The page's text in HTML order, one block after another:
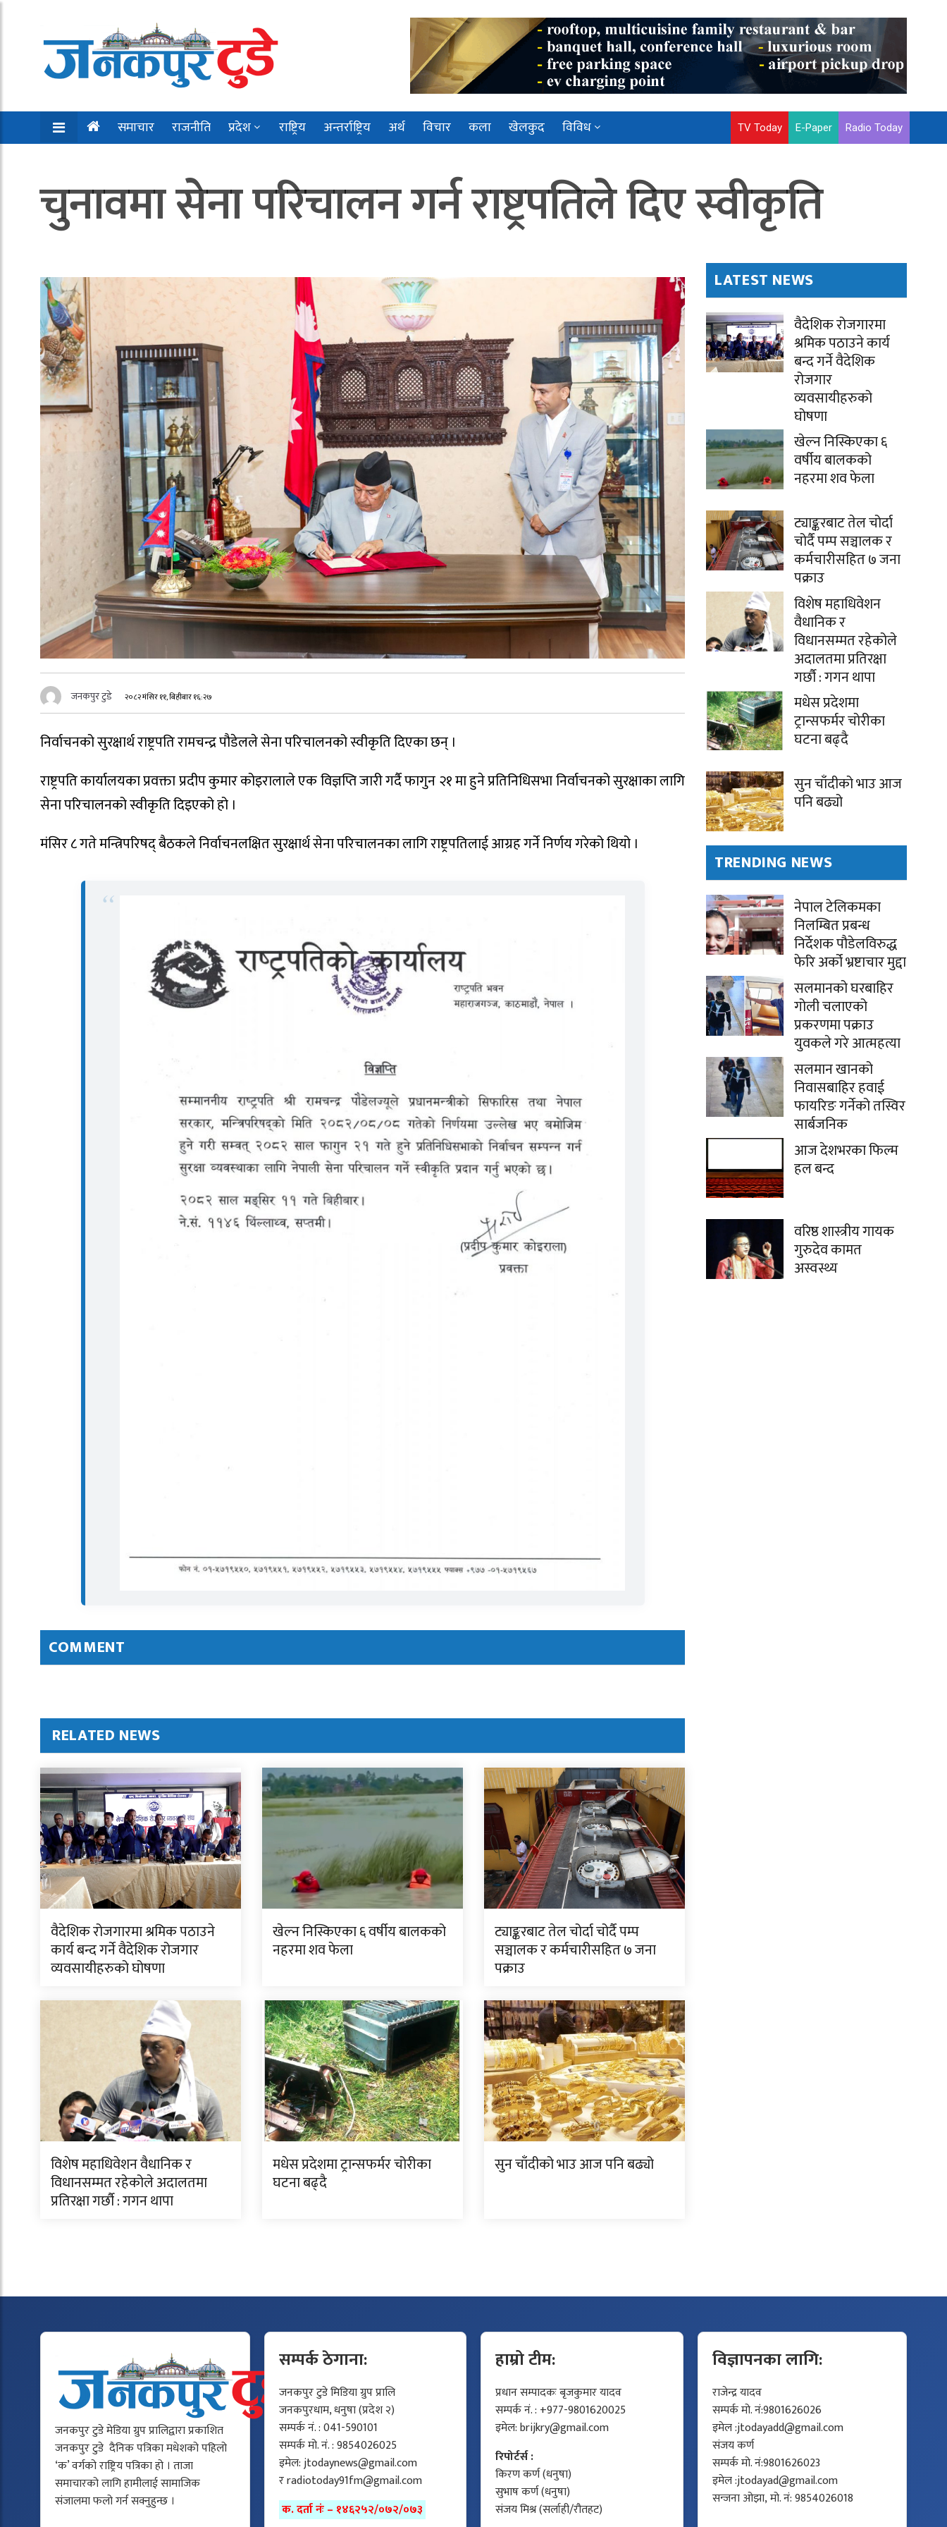
समाचार राजनीति प्रदेश राष्ट्रिय अन्तर्राष्ट्रिय अर्थ विचार कला खेलकुद विविध TV Today E-Paper Radio Today
चुनावमा सेना परिचालन गर्न राष्ट्रपतिले दिए स्वीकृति
जनकपुर टुडे २०८२ मंसिर ११, बिहीबार १६:२७
निर्वाचनको सुरक्षार्थ राष्ट्रपति रामचन्द्र पौडेलले सेना परिचालनको स्वीकृति दिएका छन् ।
राष्ट्रपति कार्यालयका प्रवक्ता प्रदीप कुमार कोइरालाले एक विज्ञप्ति जारी गर्दै फागुन २१ मा हुने प्रतिनिधिसभा निर्वाचनको सुरक्षाका लागि
सेना परिचालनको स्वीकृति दिइएको हो ।
मंसिर ८ गते मन्त्रिपरिषद् बैठकले निर्वाचनलक्षित सुरक्षार्थ सेना परिचालनका लागि राष्ट्रपतिलाई आग्रह गर्ने निर्णय गरेको थियो ।
COMMENT
RELATED NEWS
वैदेशिक रोजगारमा श्रमिक पठाउने
कार्य बन्द गर्ने वैदेशिक रोजगार
व्यवसायीहरुको घोषणा
खेल्न निस्किएका ६ वर्षीय बालकको
नहरमा शव फेला
ट्याङ्करबाट तेल चोर्दा चोर्दै पम्प
सञ्चालक र कर्मचारीसहित ७ जना
पक्राउ
विशेष महाधिवेशन वैधानिक र
विधानसम्मत रहेकोले अदालतमा
प्रतिरक्षा गर्छौ : गगन थापा
मधेस प्रदेशमा ट्रान्सफर्मर चोरीका
घटना बढ्दै
सुन चाँदीको भाउ आज पनि बढ्यो
LATEST NEWS
वैदेशिक रोजगारमा
श्रमिक पठाउने कार्य
बन्द गर्ने वैदेशिक
रोजगार
व्यवसायीहरुको
घोषणा
खेल्न निस्किएका ६
वर्षीय बालकको
नहरमा शव फेला
ट्याङ्करबाट तेल चोर्दा
चोर्दै पम्प सञ्चालक र
कर्मचारीसहित ७ जना
पक्राउ
विशेष महाधिवेशन
वैधानिक र
विधानसम्मत रहेकोले
अदालतमा प्रतिरक्षा
गर्छौ : गगन थापा
मधेस प्रदेशमा
ट्रान्सफर्मर चोरीका
घटना बढ्दै
सुन चाँदीको भाउ आज
पनि बढ्यो
TRENDING NEWS
नेपाल टेलिकमका
निलम्बित प्रबन्ध
निर्देशक पौडेलविरुद्ध
फेरि अर्को भ्रष्टाचार मुद्दा
सलमानको घरबाहिर
गोली चलाएको
प्रकरणमा पक्राउ
युवकले गरे आत्महत्या
सलमान खानको
निवासबाहिर हवाई
फायरिङ गर्नेको तस्विर
सार्बजनिक
आज देशभरका फिल्म
हल बन्द
वरिष्ठ शास्त्रीय गायक
गुरुदेव कामत
अस्वस्थ्य
जनकपुर टुडे मेडिया ग्रुप प्रालिद्वारा प्रकाशित
जनकपुर टुडे दैनिक पत्रिका मधेशको पहिलो
‘क’ वर्गको राष्ट्रिय पत्रिका हो । ताजा
समाचारको लागि हामीलाई सामाजिक
संजालमा फलो गर्न सक्नुहुन्छ ।
सम्पर्क ठेगाना:
जनकपुर टुडे मिडिया ग्रुप प्रालि
जनकपुरधाम, धनुषा (प्रदेश २)
सम्पर्क नं. : 041-590101
सम्पर्क मो. नं. : 9854026025
इमेल:jtodaynews@gmail.com
रradiotoday91fm@gmail.com
क. दर्ता नंः – १४६२५२/०७२/०७३
हाम्रो टीम:
प्रधान सम्पादकः बृजकुमार यादव
सम्पर्क नं. : +977-9801620025
इमेल:brijkry@gmail.com
रिपोर्टर्स :
किरण कर्ण (धनुषा)
सुभाष कर्ण (धनुषा)
संजय मिश्र (सर्लाही/रौतहट)
विज्ञापनका लागि:
राजेन्द्र यादव
सम्पर्क मो. नं:9801626026
इमेल :jtodayadd@gmail.com
संजय कर्ण
सम्पर्क मो. नं:9801626023
इमेल :jtodayad@gmail.com
सन्जना ओझा, मो. नं: 9854026018